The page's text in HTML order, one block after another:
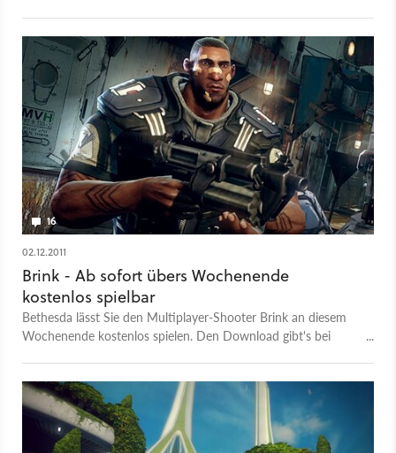
16
02.12.2011
Brink - Ab sofort übers Wochenende
kostenlos spielbar
Bethesda lässt Sie den Multiplayer-Shooter Brink an diesem
Wochenende kostenlos spielen. Den Download gibt's bei